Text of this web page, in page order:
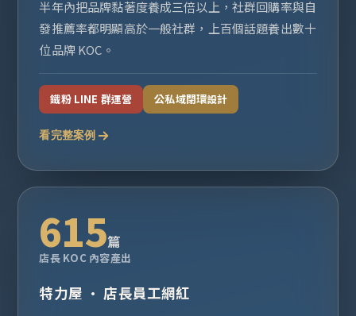
半年內把品牌黏著度養成三倍以上，社群回購率與自
發推薦率都明顯高於一般社群，上百個話題養出數十
位品牌 KOC。
鐵粉 LINE 群運營 公私域閉環設計
看完整案例
615篇
店長 KOC 內容產出
特力屋 · 店長員工網紅